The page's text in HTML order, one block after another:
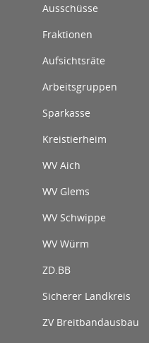
Ausschüsse
Fraktionen
Aufsichtsräte
Arbeitsgruppen
Sparkasse
Kreistierheim
WV Aich
WV Glems
WV Schwippe
WV Würm
ZD.BB
Sicherer Landkreis
ZV Breitbandausbau